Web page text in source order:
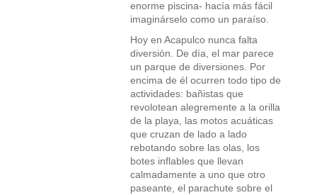
enorme piscina- hacía más fácil
imaginárselo como un paraíso.
Hoy en Acapulco nunca falta
diversión. De día, el mar parece
un parque de diversiones. Por
encima de él ocurren todo tipo de
actividades: bañistas que
revolotean alegremente a la orilla
de la playa, las motos acuáticas
que cruzan de lado a lado
rebotando sobre las olas, los
botes inflables que llevan
calmadamente a uno que otro
paseante, el parachute sobre el